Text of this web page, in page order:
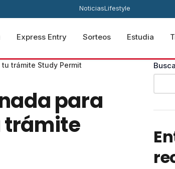
NoticiasLifestyle
Express Entry Sorteos Estudia
trámite Study Permit
para
trámite